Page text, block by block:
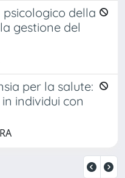
della
gestione del
per la salute:
individui con